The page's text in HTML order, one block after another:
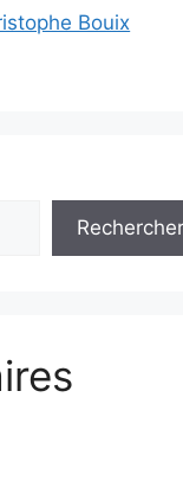
Bouix
Rechercher